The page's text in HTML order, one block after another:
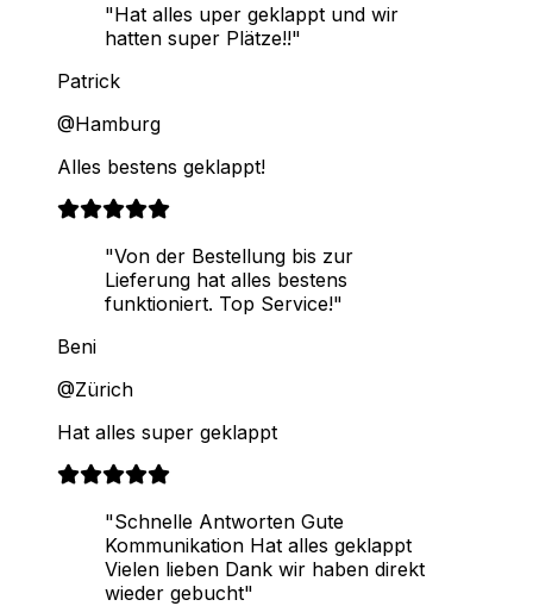
"Hat alles uper geklappt und wir
hatten super Plätze!!"
Patrick
@Hamburg
Alles bestens geklappt!
"Von der Bestellung bis zur
Lieferung hat alles bestens
funktioniert. Top Service!"
Beni
@Zürich
Hat alles super geklappt
"Schnelle Antworten Gute
Kommunikation Hat alles geklappt
Vielen lieben Dank wir haben direkt
wieder gebucht"